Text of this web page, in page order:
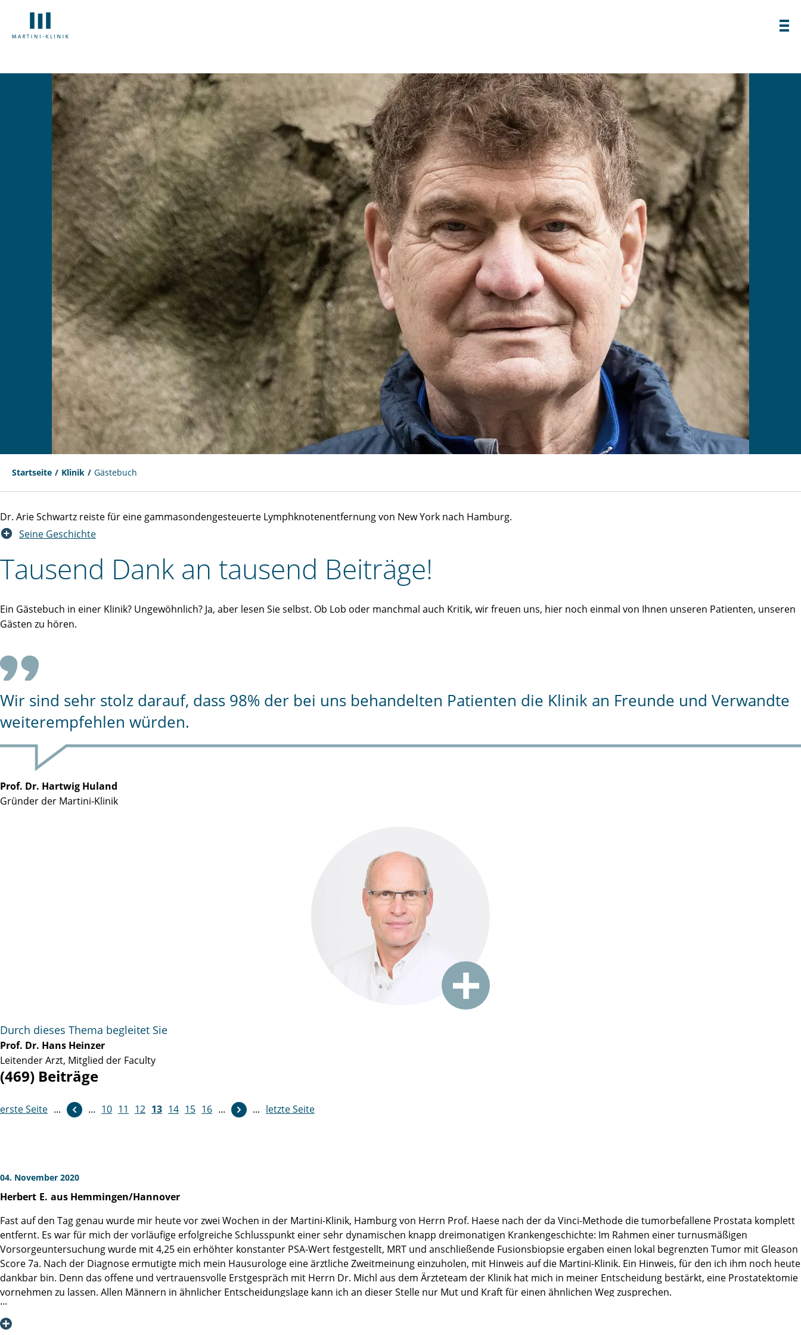
Startseite Klinik Gästebuch
Dr. Arie Schwartz reiste für eine gammasondengesteuerte Lymphknotenentfernung von New York nach Hamburg.
Seine Geschichte
Tausend Dank an tausend Beiträge!
Ein Gästebuch in einer Klinik? Ungewöhnlich? Ja, aber lesen Sie selbst. Ob Lob oder manchmal auch Kritik, wir freuen uns, hier noch einmal von Ihnen unseren Patienten, unseren
Gästen zu hören.
Wir sind sehr stolz darauf, dass 98% der bei uns behandelten Patienten die Klinik an Freunde und Verwandte
weiterempfehlen würden.
Prof. Dr. Hartwig Huland
Gründer der Martini-Klinik
Durch dieses Thema begleitet Sie
Prof. Dr. Hans Heinzer
Leitender Arzt, Mitglied der Faculty
(469) Beiträge
erste Seite ... ... 10 11 12 13 14 15 16 ...
weiter ... letzte Seite
04. November 2020
Herbert E. aus Hemmingen/Hannover
Fast auf den Tag genau wurde mir heute vor zwei Wochen in der Martini-Klinik, Hamburg von Herrn Prof. Haese nach der da Vinci-Methode die tumorbefallene Prostata komplett
entfernt. Es war für mich der vorläufige erfolgreiche Schlusspunkt einer sehr dynamischen knapp dreimonatigen Krankengeschichte: Im Rahmen einer turnusmäßigen
Vorsorgeuntersuchung wurde mit 4,25 ein erhöhter konstanter PSA-Wert festgestellt, MRT und anschließende Fusionsbiopsie ergaben einen lokal begrenzten Tumor mit Gleason
Score 7a. Nach der Diagnose ermutigte mich mein Hausurologe eine ärztliche Zweitmeinung einzuholen, mit Hinweis auf die Martini-Klinik. Ein Hinweis, für den ich ihm noch heute
dankbar bin. Denn das offene und vertrauensvolle Erstgespräch mit Herrn Dr. Michl aus dem Ärzteteam der Klinik hat mich in meiner Entscheidung bestärkt, eine Prostatektomie
vornehmen zu lassen. Allen Männern in ähnlicher Entscheidungslage kann ich an dieser Stelle nur Mut und Kraft für einen ähnlichen Weg zusprechen.
Heute ist es mir ein herzliches Bedürfnis mich bei Herrn Prof. Haese, seinem gesamten OP-Team und natürlich dem medizinischen Pflegeteam für die komplikationsfreie,